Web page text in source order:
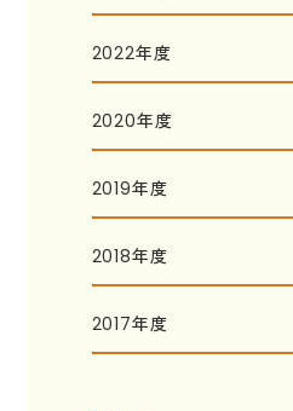
2022年度
2020年度
2019年度
2018年度
2017年度